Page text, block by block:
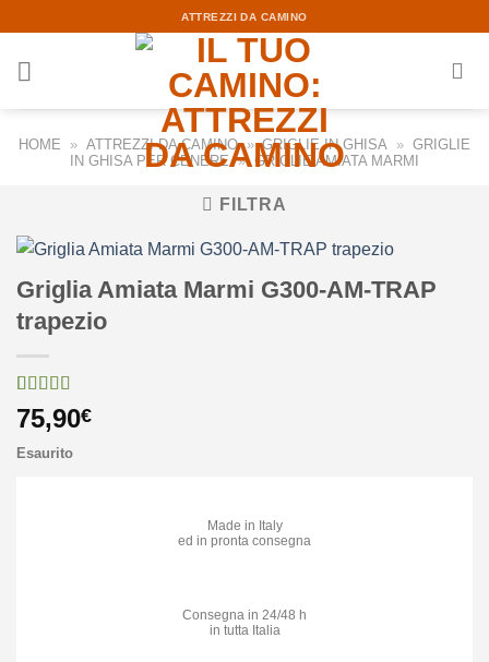
content
ATTREZZI DA CAMINO
HOME » ATTREZZI DA CAMINO » GRIGLIE IN GHISA » GRIGLIE
IN GHISA PER CENERE » GRIGLIE AMIATA MARMI
FILTRA
Griglia Amiata Marmi G300-AM-TRAP
trapezio
Valutato
3.00su
5 su
base di
1
75,90€
Esaurito
Made in Italy
ed in pronta consegna
Consegna in 24/48 h
in tutta Italia